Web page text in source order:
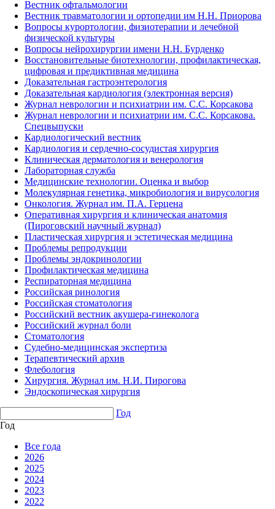
Вестник офтальмологии
Вестник травматологии и ортопедии им Н.Н. Приорова
Вопросы курортологии, физиотерапии и лечебной
физической культуры
Вопросы нейрохирургии имени Н.Н. Бурденко
Восстановительные биотехнологии, профилактическая,
цифровая и предиктивная медицина
Доказательная гастроэнтерология
Доказательная кардиология (электронная версия)
Журнал неврологии и психиатрии им. С.С. Корсакова
Журнал неврологии и психиатрии им. С.С. Корсакова.
Спецвыпуски
Кардиологический вестник
Кардиология и сердечно-сосудистая хирургия
Клиническая дерматология и венерология
Лабораторная служба
Медицинские технологии. Оценка и выбор
Молекулярная генетика, микробиология и вирусология
Онкология. Журнал им. П.А. Герцена
Оперативная хирургия и клиническая анатомия
(Пироговский научный журнал)
Пластическая хирургия и эстетическая медицина
Проблемы репродукции
Проблемы эндокринологии
Профилактическая медицина
Респираторная медицина
Российская ринология
Российская стоматология
Российский вестник акушера-гинеколога
Российский журнал боли
Стоматология
Судебно-медицинская экспертиза
Терапевтический архив
Флебология
Хирургия. Журнал им. Н.И. Пирогова
Эндоскопическая хирургия
Год
Год
Все года
2026
2025
2024
2023
2022